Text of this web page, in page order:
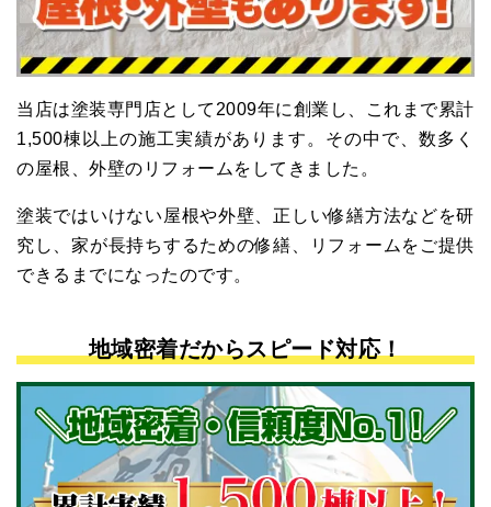
当店は塗装専門店として2009年に創業し、これまで累計
1,500棟以上の施⼯実績があります。その中で、数多く
の屋根、外壁のリフォームをしてきました。
塗装ではいけない屋根や外壁、正しい修繕方法などを研
究し、家が⻑持ちするための修繕、リフォームをご提供
できるまでになったのです。
地域密着だからスピード対応！